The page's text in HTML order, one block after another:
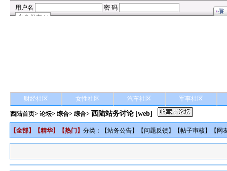
财经社区 女性社区 汽车社区 军事社区
西陆首页>论坛>综合> 综合> 西陆站务讨论 [web]
【全部】【精华】【热门 】分类：【站务公告】【问题反馈】【帖子审核】【 网